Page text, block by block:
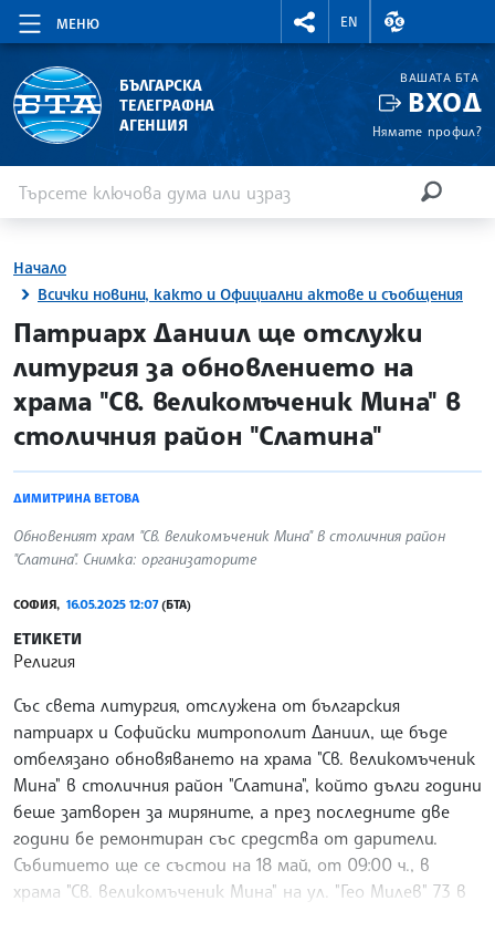
МЕНЮ
RIGHTMENU.SOCIAL
EN
ВАЛУТНИ
БЪЛГАРСКА
ТЕЛЕГРАФНА
АГЕНЦИЯ
ВАШАТА БТА
ВХОД
Нямате профил?
Начало
Всички новини, както и Официални актове и съобщения
site.bta
Патриарх Даниил ще отслужи
литургия за обновлението на
храма "Св. великомъченик Мина" в
столичния район "Слатина"
ДИМИТРИНА ВЕТОВА
Обновеният храм "Св. великомъченик Мина" в столичния район
"Слатина". Снимка: организаторите
СОФИЯ, 16.05.2025 12:07(БТА)
ЕТИКЕТИ
Религия
Със света литургия, отслужена от българския
патриарх и Софийски митрополит Даниил, ще бъде
отбелязано обновяването на храма "Св. великомъченик
Мина" в столичния район "Слатина", който дълги години
беше затворен за миряните, а през последните две
години бе ремонтиран със средства от дарители.
Събитието ще се състои на 18 май, от 09:00 ч., в
храма "Св. великомъченик Мина" на ул. "Гео Милев" 73 в